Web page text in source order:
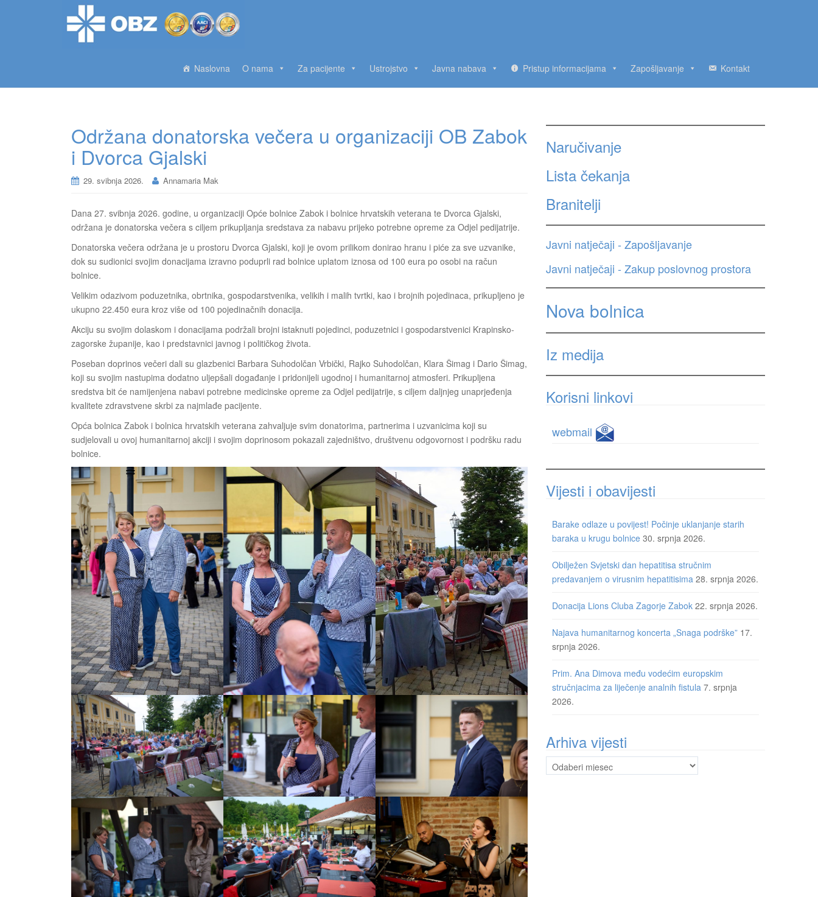
Naslovna O nama Za pacijente Ustrojstvo Javna nabava Pristup informacijama Zapošljavanje Kontakt
Održana donatorska večera u organizaciji OB Zabok
i Dvorca Gjalski
29. svibnja 2026. Annamaria Mak
Dana 27. svibnja 2026. godine, u organizaciji Opće bolnice Zabok i bolnice hrvatskih veterana te Dvorca Gjalski,
održana je donatorska večera s ciljem prikupljanja sredstava za nabavu prijeko potrebne opreme za Odjel pedijatrije.
Donatorska večera održana je u prostoru Dvorca Gjalski, koji je ovom prilikom donirao hranu i piće za sve uzvanike,
dok su sudionici svojim donacijama izravno poduprli rad bolnice uplatom iznosa od 100 eura po osobi na račun
bolnice.
Velikim odazivom poduzetnika, obrtnika, gospodarstvenika, velikih i malih tvrtki, kao i brojnih pojedinaca, prikupljeno je
ukupno 22.450 eura kroz više od 100 pojedinačnih donacija.
Akciju su svojim dolaskom i donacijama podržali brojni istaknuti pojedinci, poduzetnici i gospodarstvenici Krapinsko-
zagorske županije, kao i predstavnici javnog i političkog života.
Poseban doprinos večeri dali su glazbenici Barbara Suhodolčan Vrbički, Rajko Suhodolčan, Klara Šimag i Dario Šimag,
koji su svojim nastupima dodatno uljepšali događanje i pridonijeli ugodnoj i humanitarnoj atmosferi. Prikupljena
sredstva bit će namijenjena nabavi potrebne medicinske opreme za Odjel pedijatrije, s ciljem daljnjeg unaprjeđenja
kvalitete zdravstvene skrbi za najmlađe pacijente.
Opća bolnica Zabok i bolnica hrvatskih veterana zahvaljuje svim donatorima, partnerima i uzvanicima koji su
sudjelovali u ovoj humanitarnoj akciji i svojim doprinosom pokazali zajedništvo, društvenu odgovornost i podršku radu
bolnice.
Naručivanje
Lista čekanja
Branitelji
Javni natječaji - Zapošljavanje
Javni natječaji - Zakup poslovnog prostora
Nova bolnica
Iz medija
Korisni linkovi
webmail
Vijesti i obavijesti
Barake odlaze u povijest! Počinje uklanjanje starih
baraka u krugu bolnice 30. srpnja 2026.
Obilježen Svjetski dan hepatitisa stručnim
predavanjem o virusnim hepatitisima 28. srpnja 2026.
Donacija Lions Cluba Zagorje Zabok 22. srpnja 2026.
Najava humanitarnog koncerta „Snaga podrške” 17.
srpnja 2026.
Prim. Ana Dimova među vodećim europskim
stručnjacima za liječenje analnih fistula 7. srpnja
2026.
Arhiva vijesti
Arhiva
vijesti